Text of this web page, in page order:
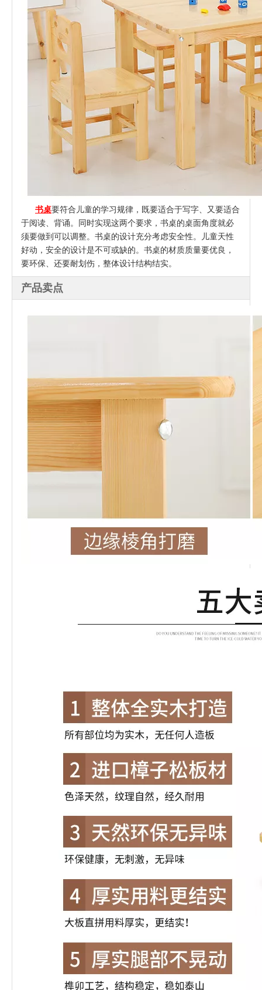
书桌要符合儿童的学习规律，既要适合于写字、又要适合
于阅读、背诵。同时实现这两个要求，书桌的桌面角度就必
须要做到可以调整。 书桌的设计充分考虑安全性。儿童天性
好动，安全的设计是不可或缺的。 书桌的材质质量要优良，
要环保、还要耐划伤，整体设计结构结实。
产品卖点